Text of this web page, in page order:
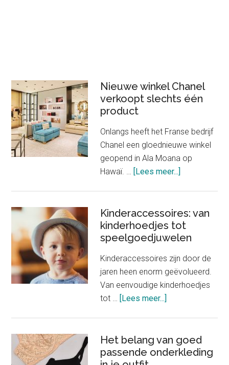
Nieuwe winkel Chanel
verkoopt slechts één
product
Onlangs heeft het Franse bedrijf
Chanel een gloednieuwe winkel
geopend in Ala Moana op
Hawaï. … [Lees meer...]
Chanel
verkoopt
slechts
product
Kinderaccessoires: van
kinderhoedjes tot
speelgoedjuwelen
Kinderaccessoires zijn door de
jaren heen enorm geëvolueerd.
Van eenvoudige kinderhoedjes
tot … [Lees meer...]
kinderhoedjes
tot
Het belang van goed
passende onderkleding